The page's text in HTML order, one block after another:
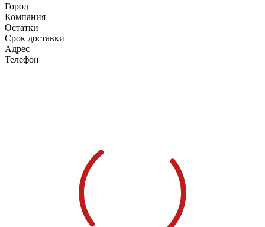
Город
Компания
Остатки
Срок доставки
Адрес
Телефон